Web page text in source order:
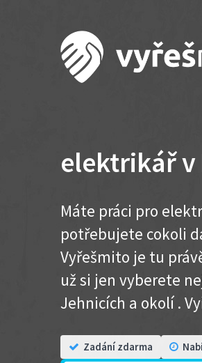
elektrikář v
Máte práci pro
potřebujete cokoli
Vyřešmito je tu
už si jen vyberete
Jehnicích a okolí .
Zadání zdarma